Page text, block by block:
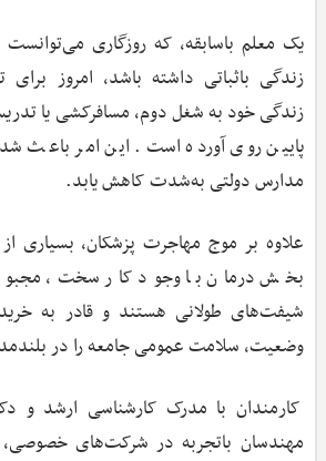
یک معلم باسابقه، که روزگاری
زندگی باثباتی داشته باشد، امروز برای
زندگی خود به شغل دوم، مسافرکشی یا
پایین روی آورده است. این امر باعث
مدارس دولتی به‌شدت کاهش یابد.
علاوه بر موج مهاجرت پزشکان، بسیاری از
بخش درمان با وجود کار سخت،
شیفت‌های طولانی هستند و قادر به
وضعیت، سلامت عمومی جامعه را در
کارمندان با مدرک کارشناسی ارشد و
مهندسان باتجربه در شرکت‌های